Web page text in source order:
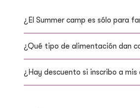
¿El Summer camp es sólo para
¿Qué tipo de alimentación dan
¿Hay descuento si inscribo a mis